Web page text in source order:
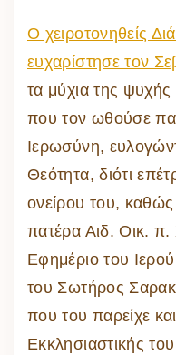
Ο χειροτονηθείς
ευχαρίστησε τον
τα μύχια της
που τον ωθούσε
Ιερωσύνη,
Θεότητα, διότι
ονείρου του, καθώς
πατέρα Αιδ. Οικ.
Εφημέριο του
του Σωτήρος
που του παρείχε
Εκκλησιαστικής